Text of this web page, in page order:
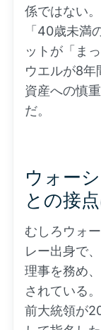
係ではない
「40歳未満
ットが「ま
ウエルが8年
資産への慎
だ。
ウォー
との接
むしろウォ
レー出身で
理事を務め
されている
前大統領が